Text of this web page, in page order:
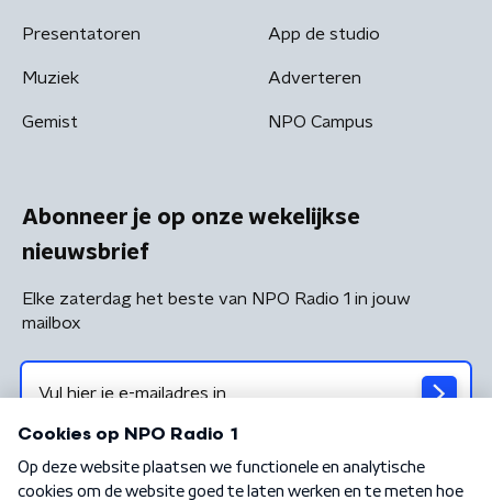
Presentatoren
Muziek
Gemist
App de studio
Adverteren
NPO Campus
Abonneer je op onze wekelijkse
nieuwsbrief
Elke zaterdag het beste van NPO Radio 1 in jouw
mailbox